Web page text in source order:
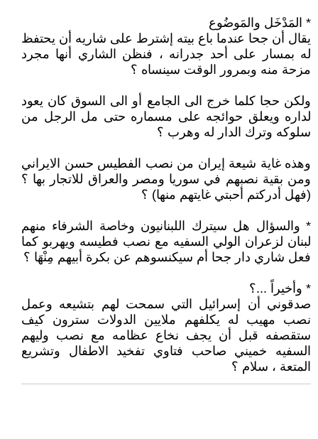
* المَدْخَل والمَوضُوع
يقال أن جحا عندما باع بيته إشترط على شاريه أن يحتفظ
له بمسار على أحد جدرانه ، فنظن الشاري أنها مجرد
مزحة منه وبمرور الوقت سينساه ؟
ولكن حجا كلما خرج الى الجامع أو الى السوق كان يعود
لداره ويعلق حوائجه على مسماره حتى مل الرجل من
سلوكه وترك الدار له وهرب ؟
وهذه غاية شيعة إيران من نصب الفطيس حسن الايراني
ومن بقية نصبهم في سوريا ومصر والعراق للاتجار بها ؟
(فهل أدركتم أحبتي غايتهم منها) ؟
* والسؤال هل سيترك اللبنانيون وخاصة الشرفاء منهم
لبنان لزعران الولي السفيه مع نصب فطيسه ويهربو كما
فعل شاري دار جحا أم سيكنسوهم عن بكرة أبيهم مِنْهَا ؟
* وأخيراً ...؟
صدقوني أن إسرائيل التي سمحت لهم بتشيعه وعمل
نصب مهيب له يكلفهم ملايين الدولات سترون كيف
ستقصفه قبل أن يجف نخاع عظامه مع نصب وليهم
السفيه خميني صاحب فتاوي تفخيد الاطفال وتشريع
المتعة ، سلام ؟